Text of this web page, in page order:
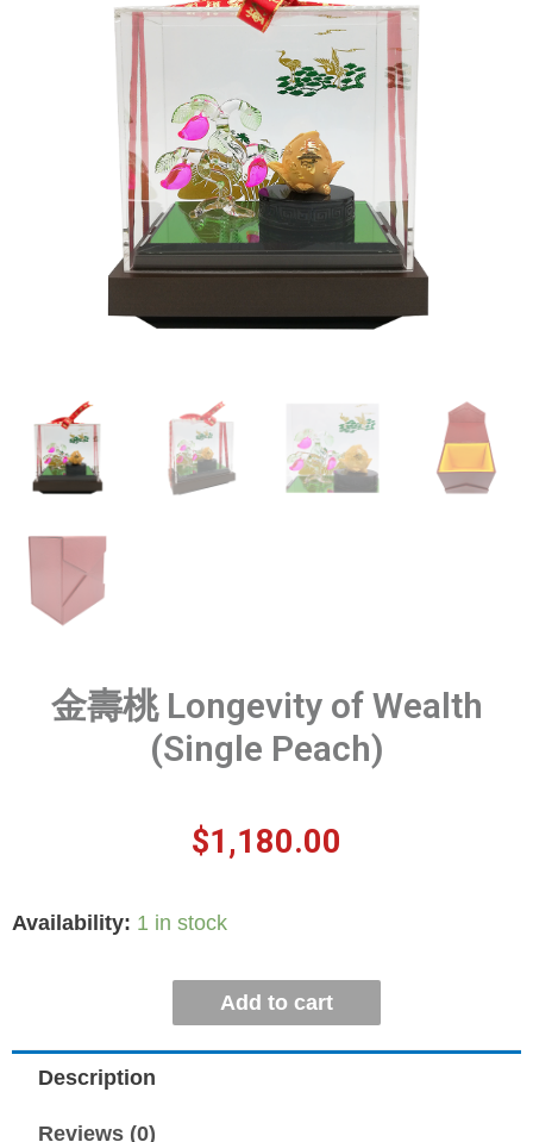
金壽桃 Longevity of Wealth
(Single Peach)
$1,180.00
Availability: 1 in stock
Add to cart
Description
Reviews (0)